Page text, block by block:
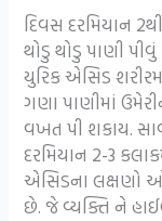
દિવસ દરમિયાન
થોડુ થોડુ પાણી
યુરિક એસિડ
ગણા પાણીમાં
વખત પી શકાય.
દરમિયાન 2-3
એસિડના લક્ષણો
છે. જે વ્યક્તિ ને